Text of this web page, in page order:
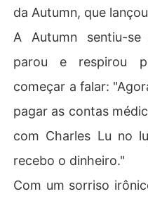
da Autumn, que
A Autumn sentiu-
parou e respirou
começar a falar:
pagar as contas
com Charles Lu no
recebo o dinheiro."
Com um sorriso